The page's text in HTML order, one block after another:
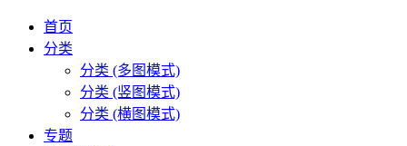
首页
分类
分类 (多图模式)
分类 (竖图模式)
分类 (横图模式)
专题